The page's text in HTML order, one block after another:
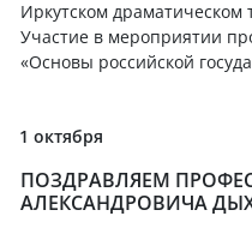
Иркутском
Участие в мероприятии
«Основы российской
1 октября
ПОЗДРАВЛЯЕМ
АЛЕКСАНДРОВИЧА